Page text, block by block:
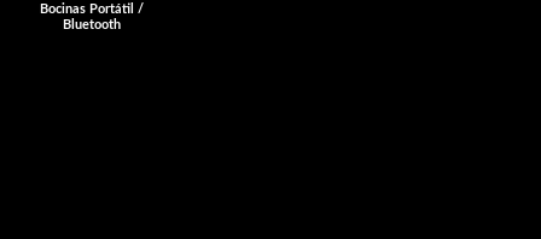
Bocinas Portátil /
Bluetooth